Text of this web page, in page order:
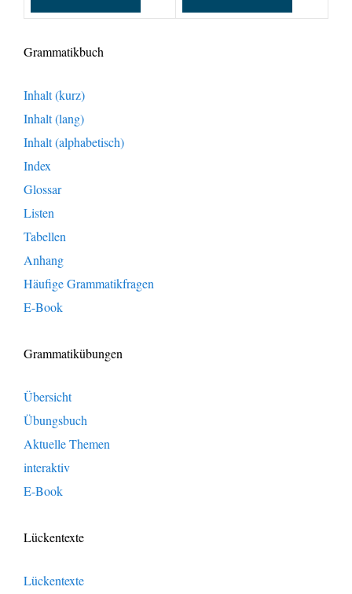
Grammatikbuch
Inhalt (kurz)
Inhalt (lang)
Inhalt (alphabetisch)
Index
Glossar
Listen
Tabellen
Anhang
Häufige Grammatikfragen
E-Book
Grammatikübungen
Übersicht
Übungsbuch
Aktuelle Themen
interaktiv
E-Book
Lückentexte
Lückentexte